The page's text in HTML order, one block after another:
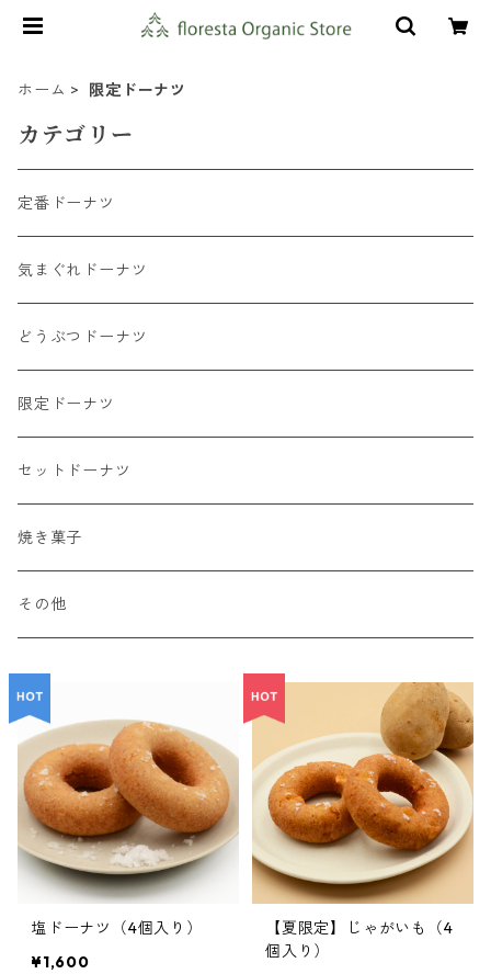
ホーム 限定ドーナツ
カテゴリー
定番ドーナツ
気まぐれドーナツ
どうぶつドーナツ
限定ドーナツ
セットドーナツ
焼き菓子
その他
塩ドーナツ（4個入り）
¥1,600
【夏限定】じゃがいも（4
個入り）